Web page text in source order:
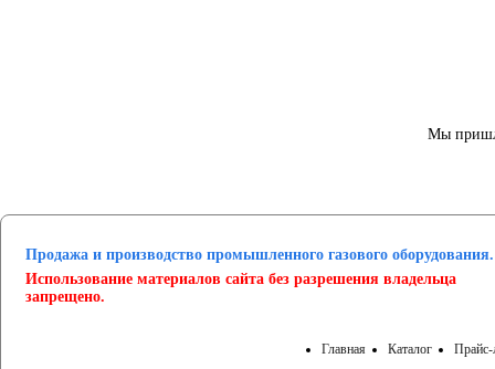
Мы
Продажа и производство промышленного газового оборудования.
Использование материалов сайта без разрешения владельца
запрещено.
Главная Каталог Прайс-